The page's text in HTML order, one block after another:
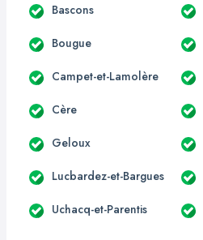
Bascons
Bougue
Campet-et-Lamolère
Cère
Geloux
Lucbardez-et-Bargues
Uchacq-et-Parentis